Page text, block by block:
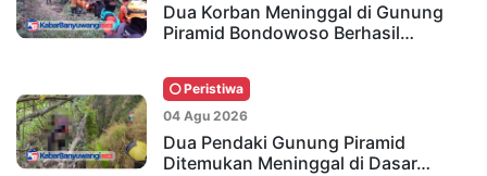
Dua Korban Meninggal di Gunung
Piramid Bondowoso Berhasil…
Peristiwa
04 Agu 2026
Dua Pendaki Gunung Piramid
Ditemukan Meninggal di Dasar…